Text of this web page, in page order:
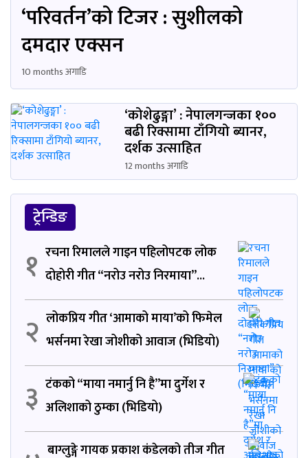
‘परिवर्तन’को टिजर : सुशीलको
दमदार एक्सन
10 months अगाडि
‘कोशेढुङ्गा’ : नेपालगन्जका १००
बढी रिक्सामा टाँगियो ब्यानर,
दर्शक उत्साहित
12 months अगाडि
ट्रेन्डिङ
१ रचना रिमालले गाइन पहिलोपटक लोक
दोहोरी गीत “नरोउ नरोउ निरमाया”...
२ लोकप्रिय गीत ‘आमाको माया’को फिमेल
भर्सनमा रेखा जोशीको आवाज (भिडियो)
३ टंकको “माया नमार्नु नि है”मा दुर्गेश र
अलिशाको ठुम्का (भिडियो)
बाग्लुङ्गे गायक प्रकाश कंडेलको तीज गीत